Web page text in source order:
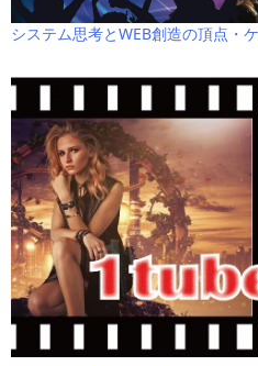
システム思考とWEB創造の頂点・